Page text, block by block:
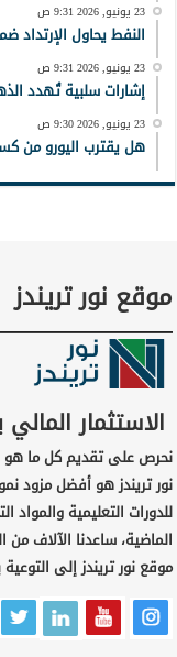
23 يونيو, 2026 9:31 ص
النفط يحاول الإرتداد ضمن
23 يونيو, 2026 9:31 ص
إشارات سلبية تُهدد الذهب
23 يونيو, 2026 9:30 ص
هل يقترب اليورو من كسر دعم
موقع نور تريندز
الاستثمار
نحرص على تقديم كل ما هو
نور تريندز هو أفضل مزود
للدورات التعليمية
الماضية، ساعدنا الآلاف
موقع نور تريندز إلى